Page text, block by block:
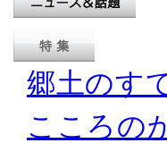
郷土のす
こころの